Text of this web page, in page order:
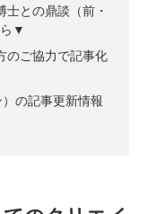
との鼎談（前・
▼
のご協力で記事化
の記事更新情報